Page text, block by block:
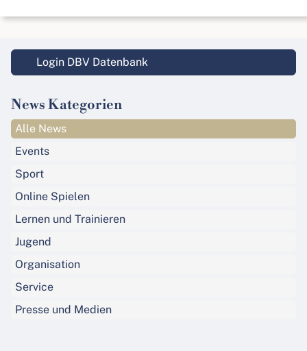
Login DBV Datenbank
News Kategorien
Alle News
Events
Sport
Online Spielen
Lernen und Trainieren
Jugend
Organisation
Service
Presse und Medien